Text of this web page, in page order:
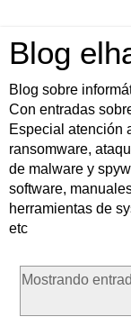
Blog
Blog sobre
Con entradas
Especial atención
ransomware,
de malware y
software,
herramientas de
etc
Mostrando